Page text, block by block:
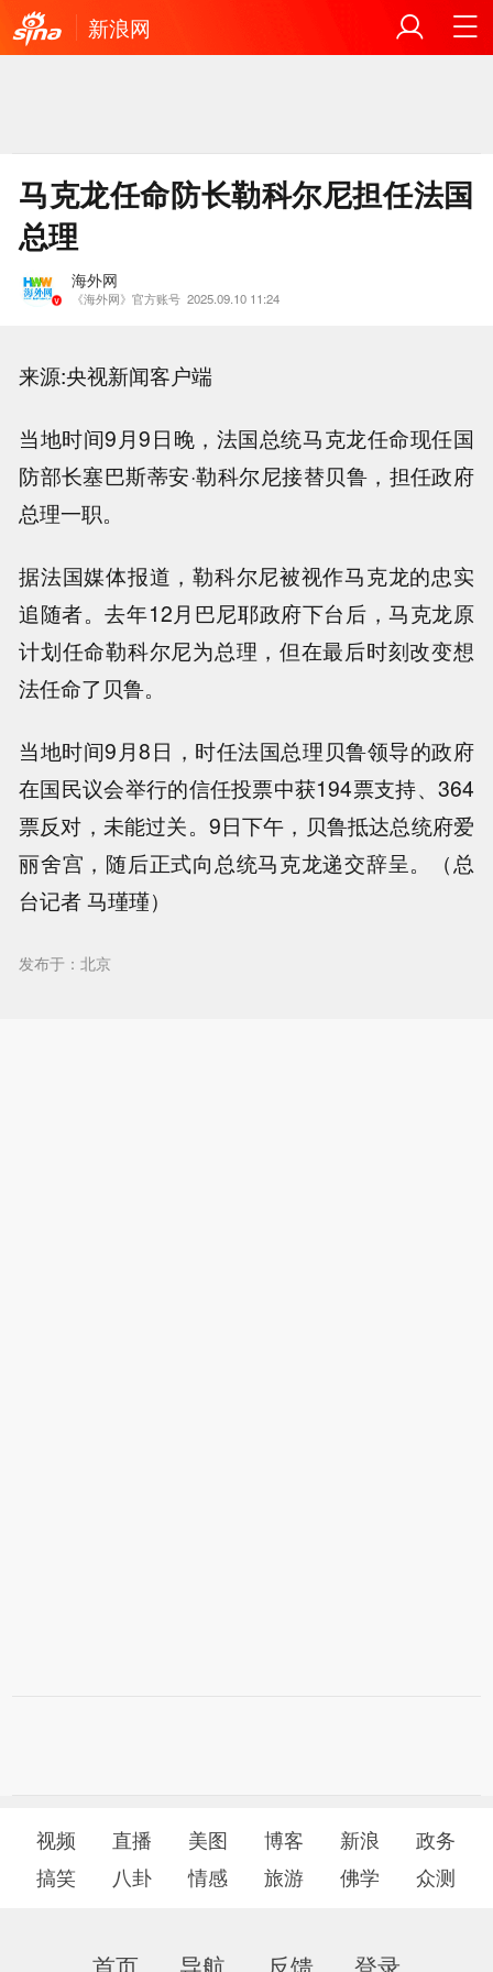
新浪网
马克龙任命防长勒科尔尼担任法国
总理
海外网
《海外网》官方账号 2025.09.10 11:24
来源:央视新闻客户端
当地时间9月9日晚，法国总统马克龙任命现任国
防部长塞巴斯蒂安·勒科尔尼接替贝鲁，担任政府
总理一职。
据法国媒体报道，勒科尔尼被视作马克龙的忠实
追随者。去年12月巴尼耶政府下台后，马克龙原
计划任命勒科尔尼为总理，但在最后时刻改变想
法任命了贝鲁。
当地时间9月8日，时任法国总理贝鲁领导的政府
在国民议会举行的信任投票中获194票支持、364
票反对，未能过关。9日下午，贝鲁抵达总统府爱
丽舍宫，随后正式向总统马克龙递交辞呈。（总
台记者 马瑾瑾）
发布于：北京
视频 直播 美图 博客 新浪
政务
搞笑
八卦 情感 旅游 佛学 众测